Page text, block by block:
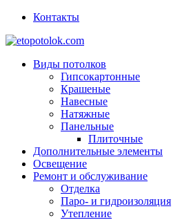
Контакты
Виды потолков
Гипсокартонные
Крашеные
Навесные
Натяжные
Панельные
Плиточные
Дополнительные элементы
Освещение
Ремонт и обслуживание
Отделка
Паро- и гидроизоляция
Утепление